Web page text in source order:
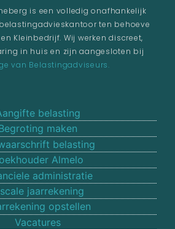
is een volledig onafhankelijk
ten behoeve
Kleinbedrijf. Wij werken discreet,
in huis en zijn aangesloten bij
van Belastingadviseurs.
belasting
maken
belasting
Almelo
administratie
jaarrekening
opstellen
Vacatures